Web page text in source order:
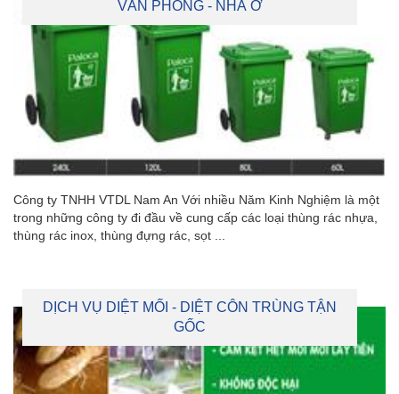
VĂN PHÒNG - NHÀ Ở
Công ty TNHH VTDL Nam An Với nhiều Năm Kinh Nghiệm là một
trong những công ty đi đầu về cung cấp các loại thùng rác nhựa,
thùng rác inox, thùng đựng rác, sọt ...
DỊCH VỤ DIỆT MỐI - DIỆT CÔN TRÙNG TẬN
GỐC